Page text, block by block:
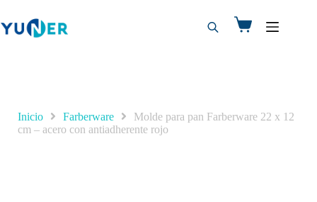
Inicio Farberware
Molde para pan Farberware 22 x 12
cm – acero con antiadherente rojo